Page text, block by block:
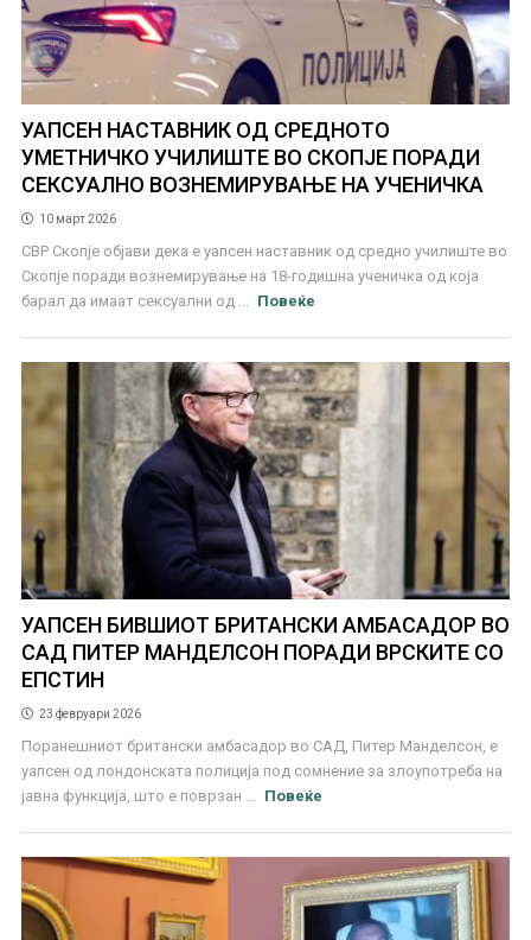
УАПСЕН НАСТАВНИК ОД СРЕДНОТО
УМЕТНИЧКО УЧИЛИШТЕ ВО СКОПЈЕ ПОРАДИ
СЕКСУАЛНО ВОЗНЕМИРУВАЊЕ НА УЧЕНИЧКА
10 март 2026
СВР Скопје објави дека е уапсен наставник од средно училиште во
Скопје поради вознемирување на 18-годишна ученичка од која
барал да имаат сексуални од ...
Повеќе
УАПСЕН БИВШИОТ БРИТАНСКИ АМБАСАДОР ВО
САД ПИТЕР МАНДЕЛСОН ПОРАДИ ВРСКИТЕ СО
ЕПСТИН
23 февруари 2026
Поранешниот британски амбасадор во САД, Питер Манделсон, е
уапсен од лондонската полиција под сомнение за злоупотреба на
јавна функција, што е поврзан ...
Повеќе